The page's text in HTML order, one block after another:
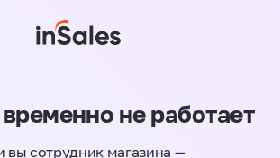
не работает
вы сотрудник магазина —